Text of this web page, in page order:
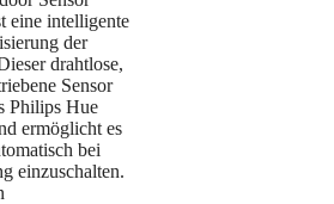
eine intelligente
der
drahtlose,
Sensor
Philips Hue
ermöglicht es
bei
einzuschalten.